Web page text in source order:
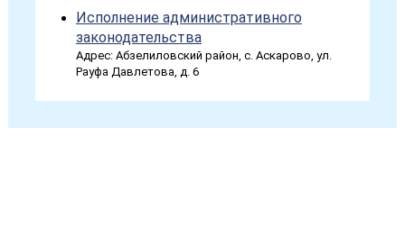
Исполнение административного
законодательства
Адрес: Абзелиловский район, с. Аскарово, ул.
Рауфа Давлетова, д. 6